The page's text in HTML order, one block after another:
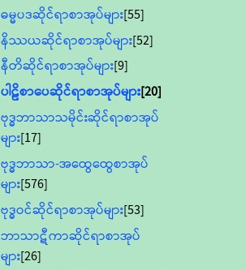
ဓမ္မပဒဆိုင်ရာစာအုပ်များ[55]
နိဿယဆိုင်ရာစာအုပ်များ[52]
နီတိဆိုင်ရာစာအုပ်များ[9]
ပါဠိစာပေဆိုင်ရာစာအုပ်များ[20]
ဗုဒ္ဓဘာသာသမိုင်းဆိုင်ရာစာအုပ်
များ[17]
ဗုဒ္ဓဘာသာ-အထွေထွေစာအုပ်
များ[576]
ဗုဒ္ဓဝင်ဆိုင်ရာစာအုပ်များ[53]
ဘာသာဋီကာဆိုင်ရာစာအုပ်
များ[26]